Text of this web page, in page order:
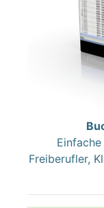
Freiberufler,